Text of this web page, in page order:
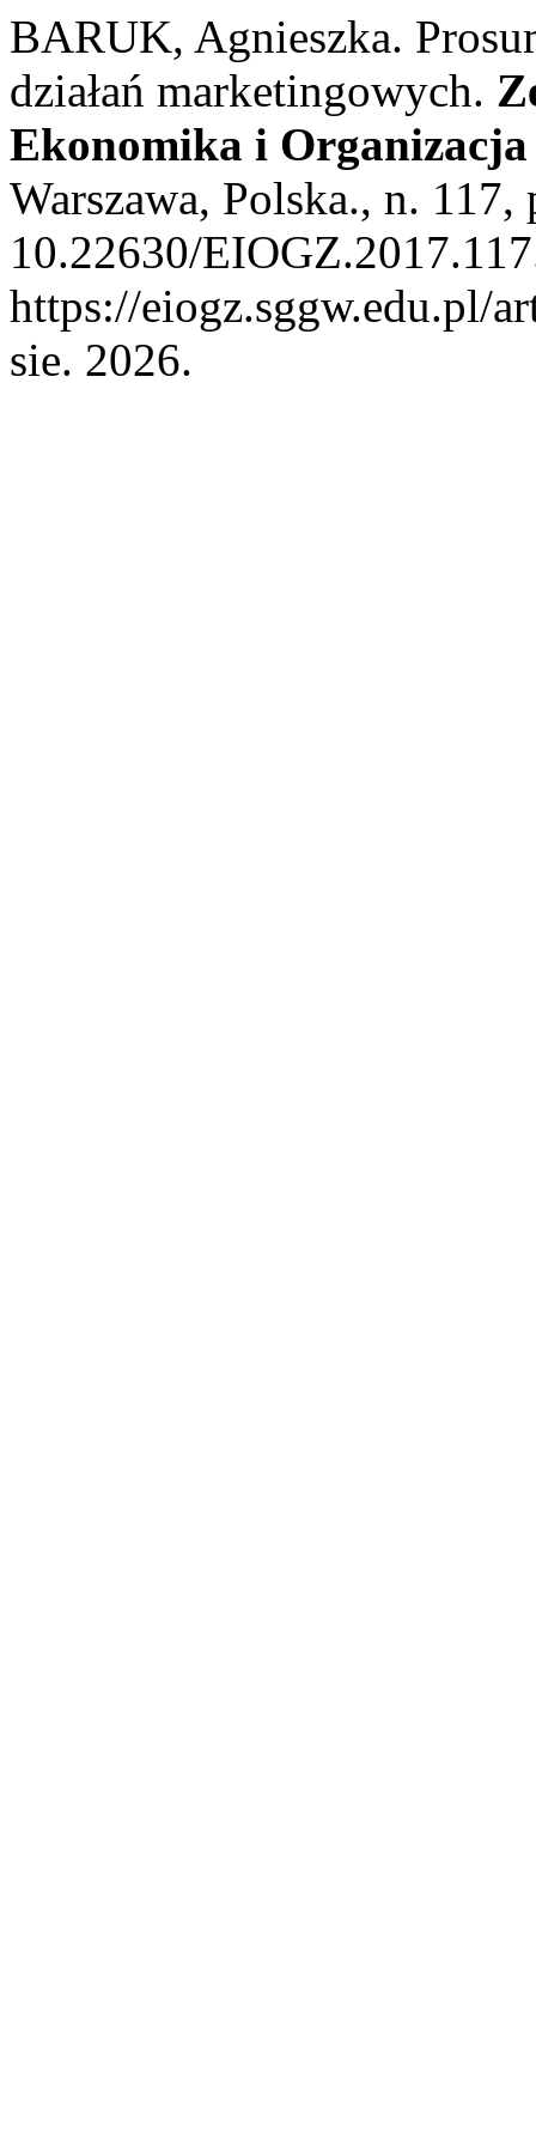
BARUK, Agnieszka.
działań marketingowych.
Ekonomika i
Warszawa, Polska., n.
10.22630/
https://eiogz.sggw.edu.pl/
sie. 2026.